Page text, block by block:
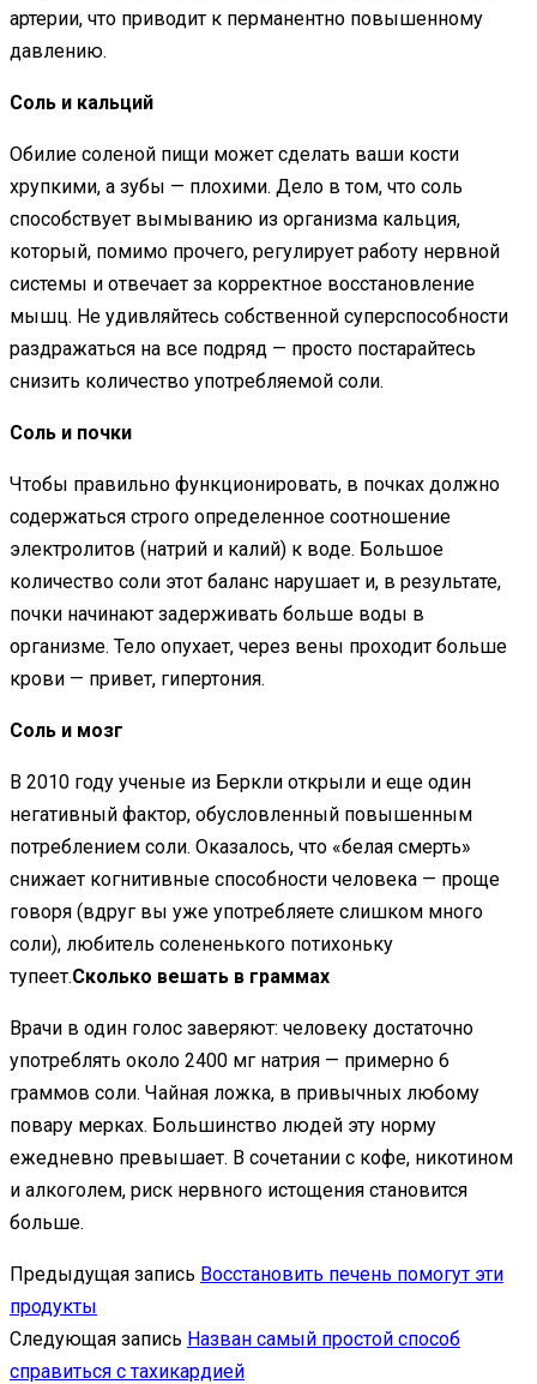
артерии, что приводит к перманентно повышенному
давлению.
Соль и кальций
Обилие соленой пищи может сделать ваши кости
хрупкими, а зубы — плохими. Дело в том, что соль
способствует вымыванию из организма кальция,
который, помимо прочего, регулирует работу нервной
системы и отвечает за корректное восстановление
мышц. Не удивляйтесь собственной суперспособности
раздражаться на все подряд — просто постарайтесь
снизить количество употребляемой соли.
Соль и почки
Чтобы правильно функционировать, в почках должно
содержаться строго определенное соотношение
электролитов (натрий и калий) к воде. Большое
количество соли этот баланс нарушает и, в результате,
почки начинают задерживать больше воды в
организме. Тело опухает, через вены проходит больше
крови — привет, гипертония.
Соль и мозг
В 2010 году ученые из Беркли открыли и еще один
негативный фактор, обусловленный повышенным
потреблением соли. Оказалось, что «белая смерть»
снижает когнитивные способности человека — проще
говоря (вдруг вы уже употребляете слишком много
соли), любитель солененького потихоньку
тупеет.Сколько вешать в граммах
Врачи в один голос заверяют: человеку достаточно
употреблять около 2400 мг натрия — примерно 6
граммов соли. Чайная ложка, в привычных любому
повару мерках. Большинство людей эту норму
ежедневно превышает. В сочетании с кофе, никотином
и алкоголем, риск нервного истощения становится
больше.
Предыдущая запись Восстановить печень помогут эти
продукты
Следующая запись Назван самый простой способ
справиться с тахикардией